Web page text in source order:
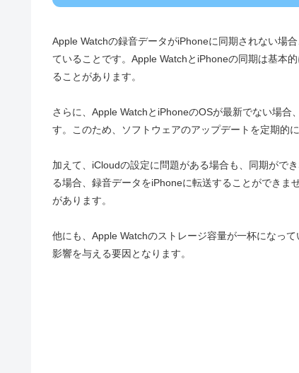
Apple Watchの録音データがiPhoneに同期されない場
ていることです。Apple WatchとiPhoneの同期は基本
ることがあります。
さらに、Apple WatchとiPhoneのOSが最新でない場合
す。このため、ソフトウェアのアップデートを定期的
加えて、iCloudの設定に問題がある場合も、同期がで
る場合、録音データをiPhoneに転送することができ
があります。
他にも、Apple Watchのストレージ容量が一杯になっ
影響を与える要因となります。